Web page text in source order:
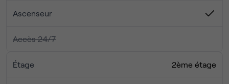
charmant parc de Sceaux, situé à proximité.
Ascenseur
Accès 24/7
Étage 2ème étage